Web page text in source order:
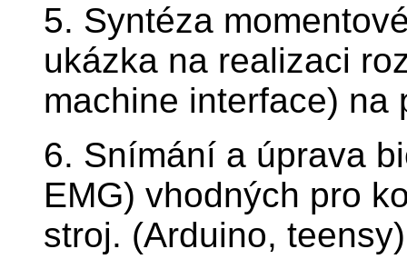
5. Syntéza
ukázka na realizaci
machine interface) na
6. Snímání a úprava
EMG) vhodných pro
stroj. (Arduino,